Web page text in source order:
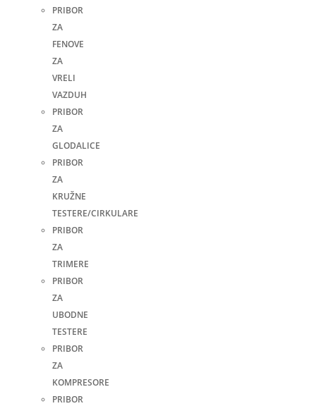
PRIBOR
ZA
FENOVE
ZA
VRELI
VAZDUH
PRIBOR
ZA
GLODALICE
PRIBOR
ZA
KRUŽNE
TESTERE/CIRKULARE
PRIBOR
ZA
TRIMERE
PRIBOR
ZA
UBODNE
TESTERE
PRIBOR
ZA
KOMPRESORE
PRIBOR